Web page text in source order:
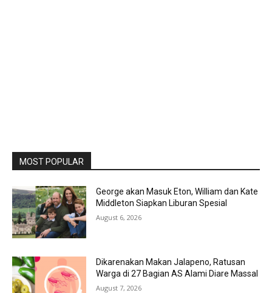
MOST POPULAR
George akan Masuk Eton, William dan Kate
Middleton Siapkan Liburan Spesial
August 6, 2026
Dikarenakan Makan Jalapeno, Ratusan
Warga di 27 Bagian AS Alami Diare Massal
August 7, 2026